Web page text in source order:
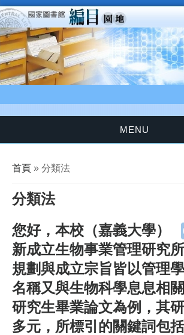
移至主內容
MENU
您在這裡
首頁 » 分類法
分類法
您好，本校（嘉義大學）
新成立生物事業管理研究
規劃與成立宗旨皆以管理
名稱又與生物科學息息相
研究生畢業論文為例，其
多元，所標引的關鍵詞包